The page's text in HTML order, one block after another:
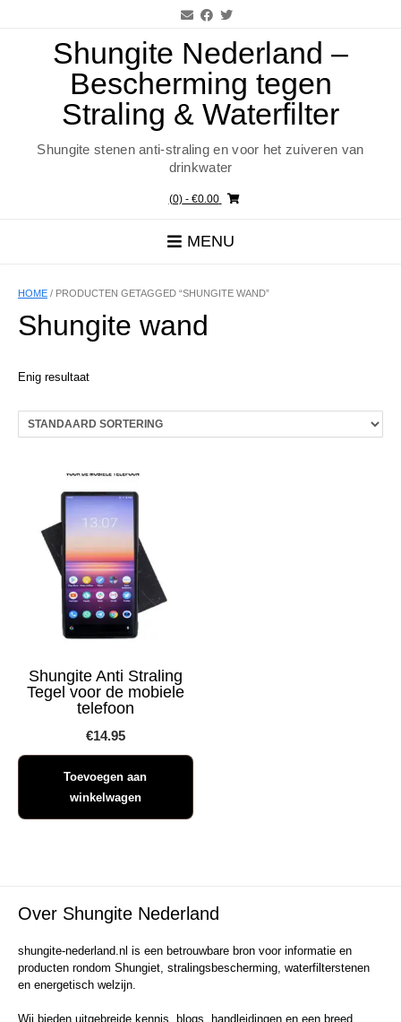
Shungite Nederland –
Bescherming tegen
Straling & Waterfilter
Shungite stenen anti-straling en voor het zuiveren van
drinkwater
(0)- €0.00
MENU
HOME / PRODUCTEN GETAGGED “SHUNGITE WAND”
Shungite wand
Enig resultaat
Shungite Anti Straling
Tegel voor de mobiele
telefoon
€14.95
Toevoegen aan
winkelwagen
Over Shungite Nederland
shungite-nederland.nl is een betrouwbare bron voor informatie en
producten rondom Shungiet, stralingsbescherming, waterfilterstenen
en energetisch welzijn.
Wij bieden uitgebreide kennis, blogs, handleidingen en een breed